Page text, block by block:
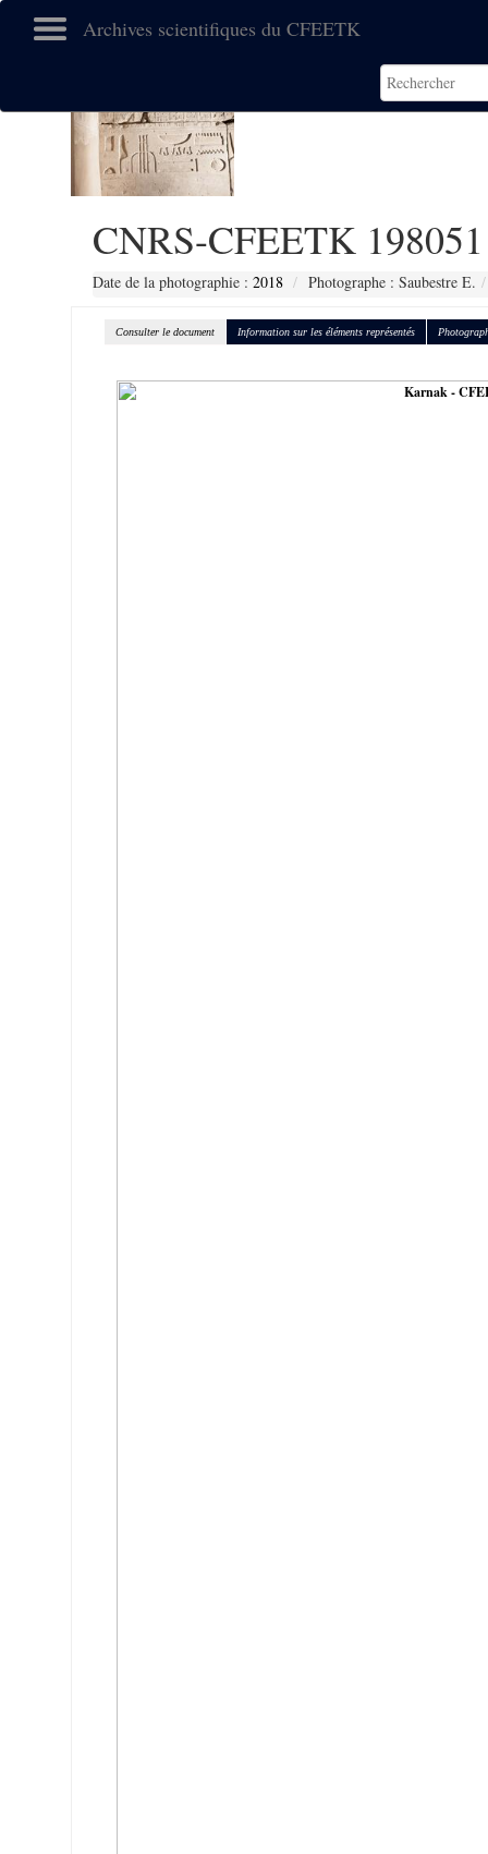
Archives scientifiques du CFEETK
CNRS-CFEETK 198051
Date de la photographie : 2018 Photographe : Saubestre E.
Consulter le document Information sur les éléments représentés